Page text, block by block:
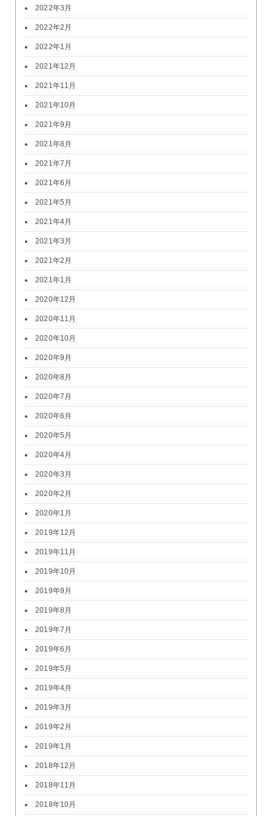
2022年3月
2022年2月
2022年1月
2021年12月
2021年11月
2021年10月
2021年9月
2021年8月
2021年7月
2021年6月
2021年5月
2021年4月
2021年3月
2021年2月
2021年1月
2020年12月
2020年11月
2020年10月
2020年9月
2020年8月
2020年7月
2020年6月
2020年5月
2020年4月
2020年3月
2020年2月
2020年1月
2019年12月
2019年11月
2019年10月
2019年9月
2019年8月
2019年7月
2019年6月
2019年5月
2019年4月
2019年3月
2019年2月
2019年1月
2018年12月
2018年11月
2018年10月